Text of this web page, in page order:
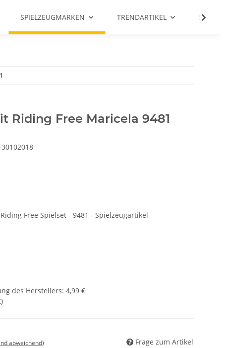
SPIELZEUGMARKEN TRENDARTIKEL SALE %
Riding Free Maricela 9481
Free Spielset - 9481 - Spielzeugartikel
des Herstellers: 4,99 €
)
abweichend) Frage zum Artikel